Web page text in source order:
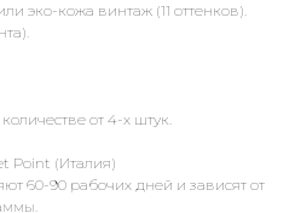
эко-кожа винтаж (11 оттенков).
от 4-х штук.
Point (Италия)
60-90 рабочих дней и зависят от